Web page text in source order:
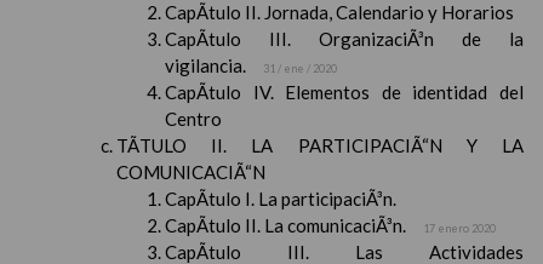
CapÃ­tulo II. Jornada, Calendario y Horarios
CapÃ­tulo III. OrganizaciÃ³n de la
vigilancia.
31 / ene / 2020
CapÃ­tulo IV. Elementos de identidad del
Centro
TÃTULO II. LA PARTICIPACIÃ“N Y LA
COMUNICACIÃ“N
CapÃ­tulo I. La participaciÃ³n.
CapÃ­tulo II. La comunicaciÃ³n.
17 enero 2020
CapÃ­tulo III. Las Actividades